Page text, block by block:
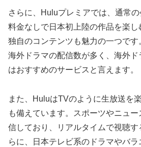
さらに、Huluプレミアでは、通常
料金なしで日本初上陸の作品を楽し
独自のコンテンツも魅力の一つで
海外ドラマの配信数が多く、海外
はおすすめのサービスと言えます。
また、HuluはTVのように生放送を
も備えています。スポーツやニュ
信しており、リアルタイムで視聴す
らに、日本テレビ系のドラマやバ